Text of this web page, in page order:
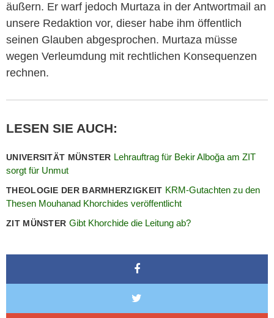
äußern. Er warf jedoch Murtaza in der Antwortmail an
unsere Redaktion vor, dieser habe ihm öffentlich
seinen Glauben abgesprochen. Murtaza müsse
wegen Verleumdung mit rechtlichen Konsequenzen
rechnen.
LESEN SIE AUCH:
UNIVERSITÄT MÜNSTER Lehrauftrag für Bekir Alboğa am ZIT
sorgt für Unmut
THEOLOGIE DER BARMHERZIGKEIT KRM-Gutachten zu den
Thesen Mouhanad Khorchides veröffentlicht
ZIT MÜNSTER Gibt Khorchide die Leitung ab?